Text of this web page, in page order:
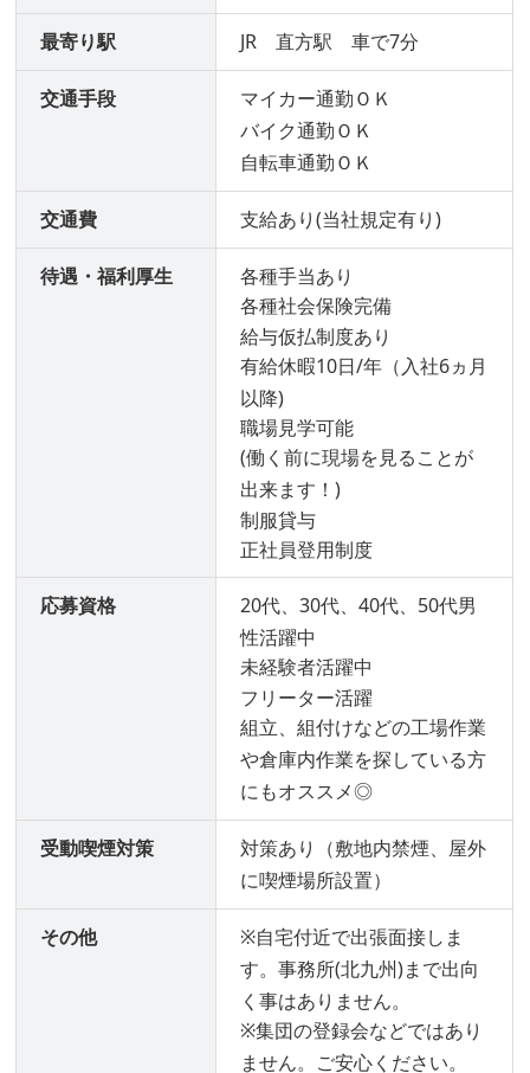
最寄り駅 JR 直方駅 車で7分
交通手段
マイカー通勤ＯＫ
バイク通勤ＯＫ
自転車通勤ＯＫ
交通費 支給あり(当社規定有り)
待遇・福利厚生
各種手当あり
各種社会保険完備
給与仮払制度あり
有給休暇10日/年（入社6ヵ月
以降)
職場見学可能
(働く前に現場を見ることが
出来ます！)
制服貸与
正社員登用制度
応募資格
20代、30代、40代、50代男
性活躍中
未経験者活躍中
フリーター活躍
組立、組付けなどの工場作業
や倉庫内作業を探している方
にもオススメ◎
受動喫煙対策
対策あり（敷地内禁煙、屋外
に喫煙場所設置）
その他
※自宅付近で出張面接しま
す。事務所(北九州)まで出向
く事はありません。
※集団の登録会などではあり
ません。ご安心ください。